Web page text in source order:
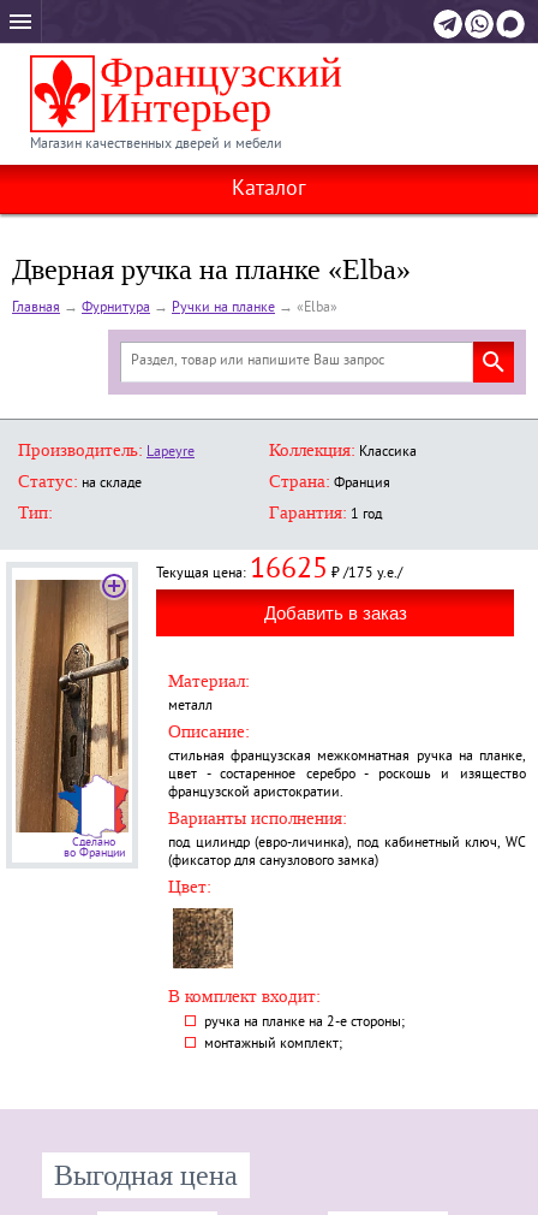
Магазин качественных дверей и мебели
Каталог
Дверная ручка на планке «Elba»
Главная → Фурнитура → Ручки на планке → «Elba»
Производитель: Lapeyre Коллекция: Классика
Статус: на складе Страна: Франция
Тип: Гарантия: 1 год
Сделано
во Франции
Текущая цена: 16625 ₽ /175 у.е./
Материал:
металл
Описание:
стильная французская межкомнатная ручка на планке,
цвет - состаренное серебро - роскошь и изящество
французской аристократии.
Варианты исполнения:
под цилиндр (евро-личинка), под кабинетный ключ, WC
(фиксатор для санузлового замка)
Цвет:
В комплект входит:
ручка на планке на 2-е стороны;
монтажный комплект;
Выгодная цена